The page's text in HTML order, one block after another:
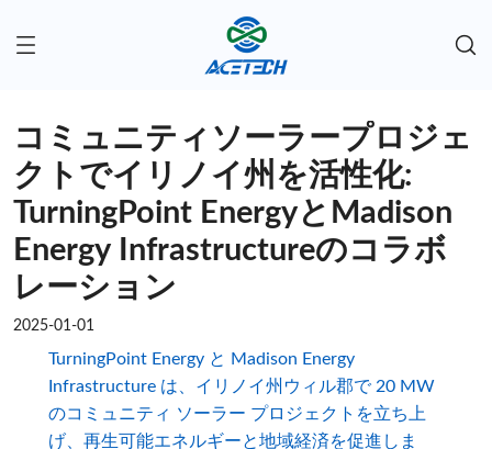
コミュニティソーラープロジェ
クトでイリノイ州を活性化:
TurningPoint EnergyとMadison
Energy Infrastructureのコラボ
レーション
2025-01-01
TurningPoint Energy と Madison Energy
Infrastructure は、イリノイ州ウィル郡で 20 MW
のコミュニティ ソーラー プロジェクトを立ち上
げ、再生可能エネルギーと地域経済を促進しま